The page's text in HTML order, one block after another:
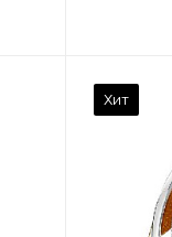
Хит